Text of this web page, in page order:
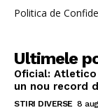
Politica de
Ultimele
Oficial:
un nou record
STIRI DIVERSE 8